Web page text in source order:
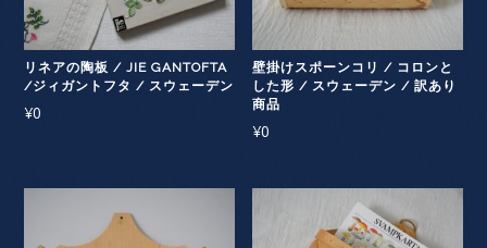
リネアの陶板 / JIE GANTOFTA
/ジィガントフタ / スウェーデン
¥0
壁掛けスポーンコリ / コロンと
した形 / スウェーデン / 訳あり
商品
¥0